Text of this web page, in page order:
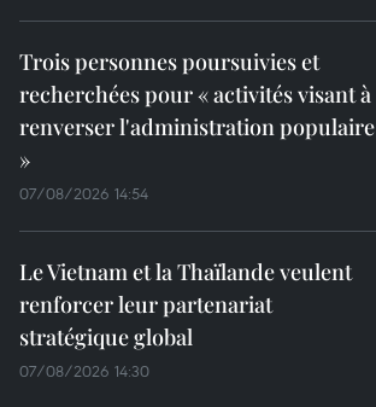
Trois personnes poursuivies et
recherchées pour « activités visant à
renverser l'administration populaire
»
07/08/2026 14:54
Le Vietnam et la Thaïlande veulent
renforcer leur partenariat
stratégique global
07/08/2026 14:30